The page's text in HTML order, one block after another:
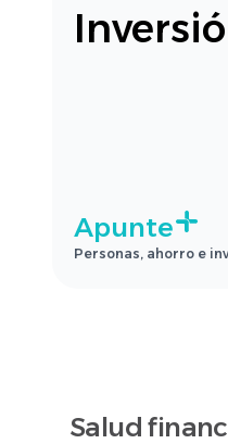
Apunte
Personas, ahorro e
Salud